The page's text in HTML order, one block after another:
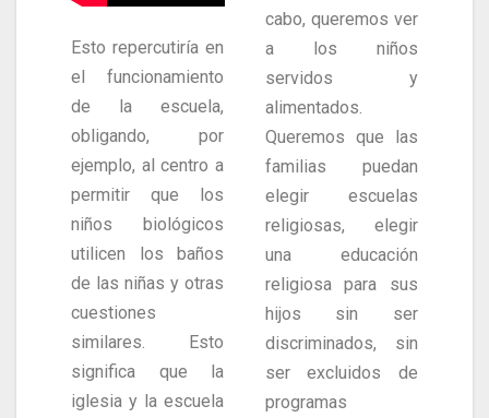
Esto repercutiría en
el funcionamiento
de la escuela,
obligando, por
ejemplo, al centro a
permitir que los
niños biológicos
utilicen los baños
de las niñas y otras
cuestiones
similares. Esto
significa que la
iglesia y la escuela
cabo, queremos ver
a los niños
servidos y
alimentados.
Queremos que las
familias puedan
elegir escuelas
religiosas, elegir
una educación
religiosa para sus
hijos sin ser
discriminados, sin
ser excluidos de
programas